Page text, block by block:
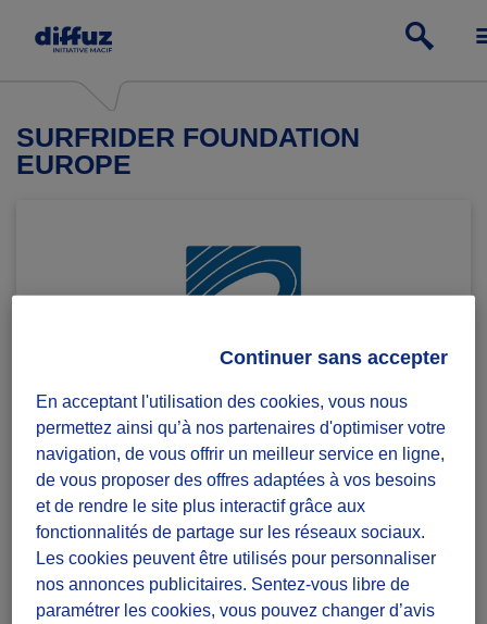
SURFRIDER FOUNDATION
EUROPE
Créée en 1990 par un groupe de surfeurs désireux de
défendre leur terrain de jeu, Surfrider Europea dans
son ADN la mobilisation citoyenne en faveur de la
protection de l’océan et du littoral.
Depuis plus de 25 ans,Surfrider Foundation Europe
protège, sauvegarde et met en valeur les océans et
toute la population qui en jouit. Elle agit au quotidien
En acceptant l'utilisation des cookies, vous nous
permettez ainsi qu’à nos partenaires d'optimiser votre
navigation, de vous offrir un meilleur service en ligne,
de vous proposer des offres adaptées à vos besoins
et de rendre le site plus interactif grâce aux
fonctionnalités de partage sur les réseaux sociaux.
Les cookies peuvent être utilisés pour personnaliser
nos annonces publicitaires. Sentez-vous libre de
paramétrer les cookies, vous pouvez changer d’avis
Continuer sans accepter